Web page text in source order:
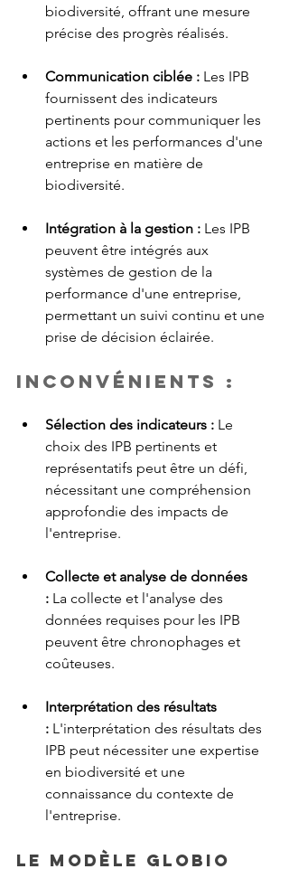
biodiversité, offrant une mesure
précise des progrès réalisés.
Communication ciblée : Les IPB
fournissent des indicateurs
pertinents pour communiquer les
actions et les performances d'une
entreprise en matière de
biodiversité.
Intégration à la gestion : Les IPB
peuvent être intégrés aux
systèmes de gestion de la
performance d'une entreprise,
permettant un suivi continu et une
prise de décision éclairée.
Inconvénients :
Sélection des indicateurs : Le
choix des IPB pertinents et
représentatifs peut être un défi,
nécessitant une compréhension
approfondie des impacts de
l'entreprise.
Collecte et analyse de données
: La collecte et l'analyse des
données requises pour les IPB
peuvent être chronophages et
coûteuses.
Interprétation des résultats
: L'interprétation des résultats des
IPB peut nécessiter une expertise
en biodiversité et une
connaissance du contexte de
l'entreprise.
Le modèle GLOBIO